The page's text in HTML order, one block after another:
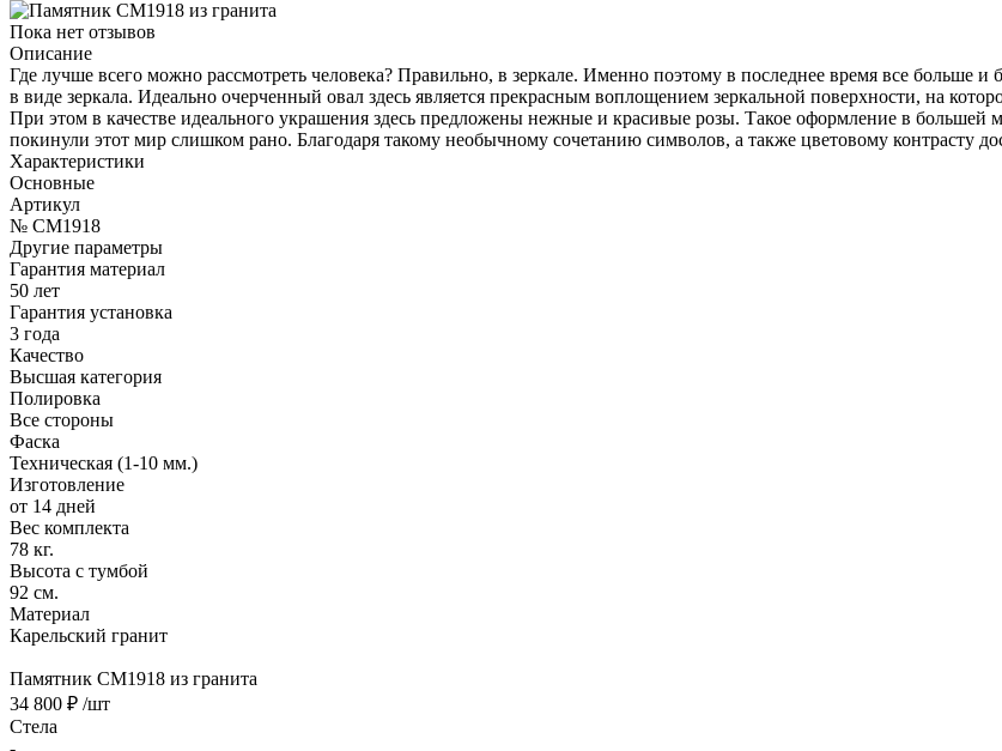
Пока нет отзывов
Описание
Где лучше всего можно рассмотреть человека? Правильно, в зеркале. Именно поэтому в последнее время все больше
в виде зеркала. Идеально очерченный овал здесь является прекрасным воплощением зеркальной поверхности, на
При этом в качестве идеального украшения здесь предложены нежные и красивые розы. Такое оформление в большей
покинули этот мир слишком рано. Благодаря такому необычному сочетанию символов, а также цветовому контрасту
Характеристики
Основные
Артикул
№ CM1918
Другие параметры
Гарантия материал
50 лет
Гарантия установка
3 года
Качество
Высшая категория
Полировка
Все стороны
Фаска
Техническая (1-10 мм.)
Изготовление
от 14 дней
Вес комплекта
78 кг.
Высота с тумбой
92 см.
Материал
Карельский гранит
Памятник CM1918 из гранита
34 800 ₽ /шт
Стела